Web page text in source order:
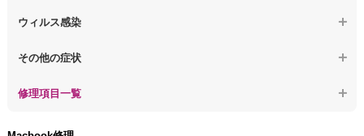
【デスクトップPC】その他の起動しない問題
【デスクトップPC】起動しないPCのデータを復旧
ウィルス感染
【デスクトップPC】特定のプログラムを削除したい
その他の症状
【デスクトップPC】事例紹介
修理項目一覧